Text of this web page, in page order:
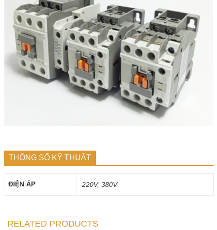
THÔNG SỐ KỸ THUẬT
ĐIỆN ÁP 220V, 380V
RELATED PRODUCTS